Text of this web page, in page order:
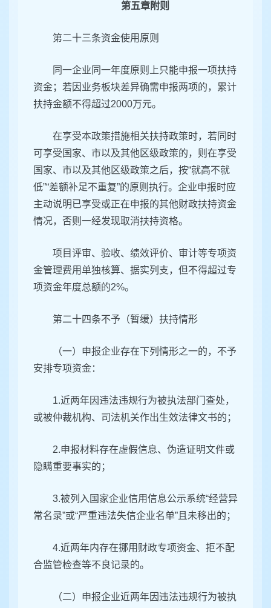
第五章附则
第二十三条资金使用原则
同一企业同一年度原则上只能申报一项扶持
资金；若因业务板块差异确需申报两项的，累计
扶持金额不得超过2000万元。
在享受本政策措施相关扶持政策时，若同时
可享受国家、市以及其他区级政策的，则在享受
国家、市以及其他区级政策之后，按“就高不就
低”“差额补足不重复”的原则执行。企业申报时应
主动说明已享受或正在申报的其他财政扶持资金
情况，否则一经发现取消扶持资格。
项目评审、验收、绩效评价、审计等专项资
金管理费用单独核算、据实列支，但不得超过专
项资金年度总额的2%。
第二十四条不予（暂缓）扶持情形
（一）申报企业存在下列情形之一的，不予
安排专项资金：
1.近两年因违法违规行为被执法部门查处，
或被仲裁机构、司法机关作出生效法律文书的；
2.申报材料存在虚假信息、伪造证明文件或
隐瞒重要事实的；
3.被列入国家企业信用信息公示系统“经营异
常名录”或“严重违法失信企业名单”且未移出的；
4.近两年内存在挪用财政专项资金、拒不配
合监管检查等不良记录的。
（二）申报企业近两年因违法违规行为被执